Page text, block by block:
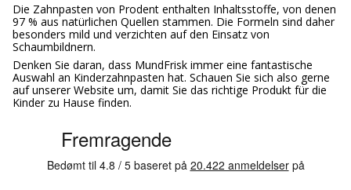
Die Zahnpasten von Prodent enthalten Inhaltsstoffe, von denen
97 % aus natürlichen Quellen stammen. Die Formeln sind daher
besonders mild und verzichten auf den Einsatz von
Schaumbildnern.
Denken Sie daran, dass MundFrisk immer eine fantastische
Auswahl an Kinderzahnpasten hat. Schauen Sie sich also gerne
auf unserer Website um, damit Sie das richtige Produkt für die
Kinder zu Hause finden.